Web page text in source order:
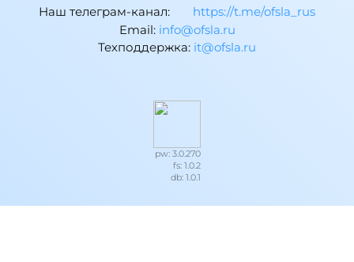
Наш телеграм-канал:
https://t.me/ofsla_rus
Email: ur.alsfo@ofni
Техподдержка: ur.alsfo@ti
pw: 3.0.270
fs: 1.0.2
db: 1.0.1